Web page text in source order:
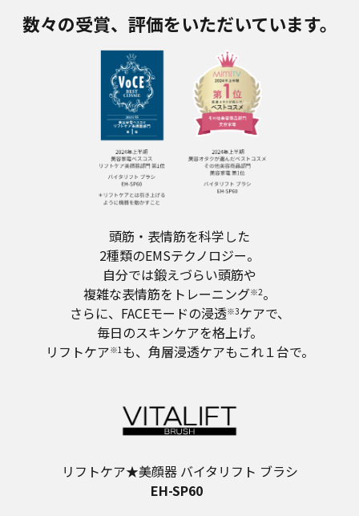
数々の受賞、評価をいただいています。
頭筋・表情筋を科学した
2種類のEMSテクノロジー。
自分では鍛えづらい頭筋や
複雑な表情筋をトレーニング※2。
さらに、FACEモードの浸透※3ケアで、
毎日のスキンケアを格上げ。
リフトケア※1も、角層浸透ケアもこれ１台で。
リフトケア★美顔器 バイタリフト ブラシ
EH-SP60